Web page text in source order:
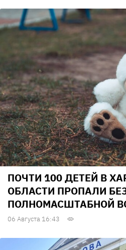
ПОЧТИ 100 ДЕТЕЙ В
ОБЛАСТИ ПРОПАЛИ
ПОЛНОМАСШТАБНОЙ
06 Августа 16:43